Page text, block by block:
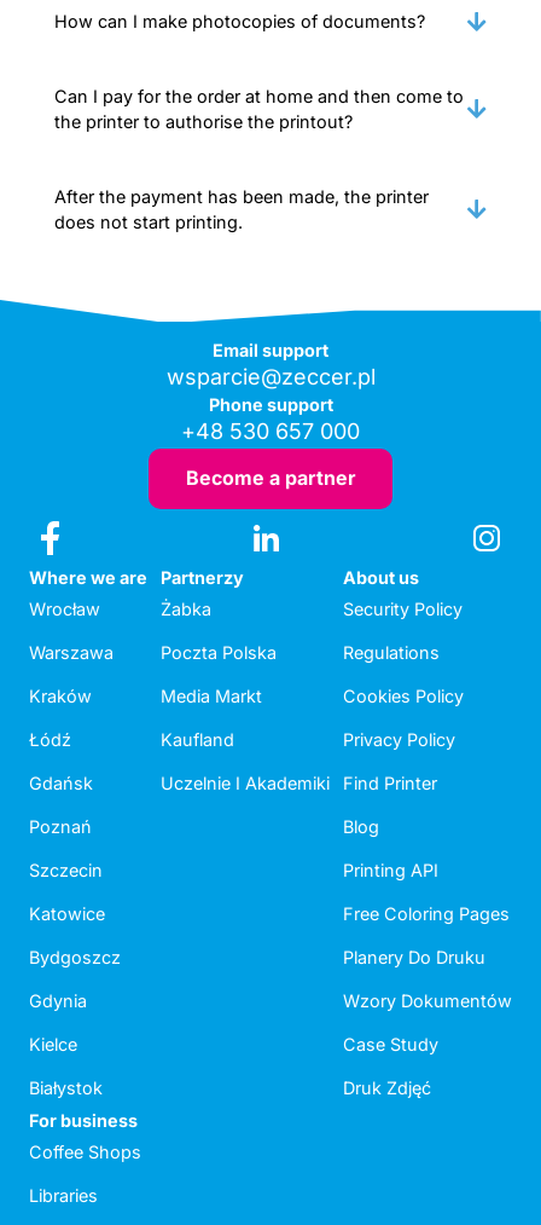
How can I make photocopies of documents?
Can I pay for the order at home and then come to
the printer to authorise the printout?
After the payment has been made, the printer
does not start printing.
Email support
wsparcie@zeccer.pl
Phone support
+48 530 657 000
Become a partner
Where we are
Wrocław
Warszawa
Kraków
Łódź
Gdańsk
Poznań
Szczecin
Katowice
Bydgoszcz
Gdynia
Kielce
Białystok
Partnerzy
Żabka
Poczta Polska
Media Markt
Kaufland
Uczelnie I Akademiki
About us
Security Policy
Regulations
Cookies Policy
Privacy Policy
Find Printer
Blog
Printing API
Free Coloring Pages
Planery Do Druku
Wzory Dokumentów
Case Study
Druk Zdjęć
For business
Coffee Shops
Libraries